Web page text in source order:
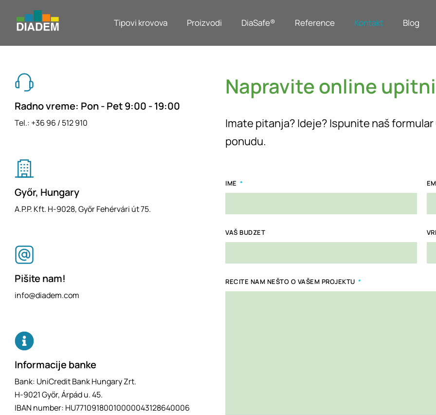
Tipovi krovova Proizvodi DiaSafe® Reference Kontakt Blog
Radno vreme: Pon - Pet 9:00 - 19:00
Tel.: +36 96 / 512 910
Győr, Hungary
A.P.P. Kft. H-9028, Győr Fehérvári út 75.
Pišite nam!
info@diadem.com
Informacije banke
Bank: UniCredit Bank Hungary Zrt.
H-9021 Győr, Árpád u. 45.
IBAN number: HU77109180010000043128640006
Napravite online
Imate pitanja? Ideje? Ispunite naš
ponudu.
IME
VAŠ BUDZET
RECITE NAM NEŠTO O VAŠEM PROJEKTU